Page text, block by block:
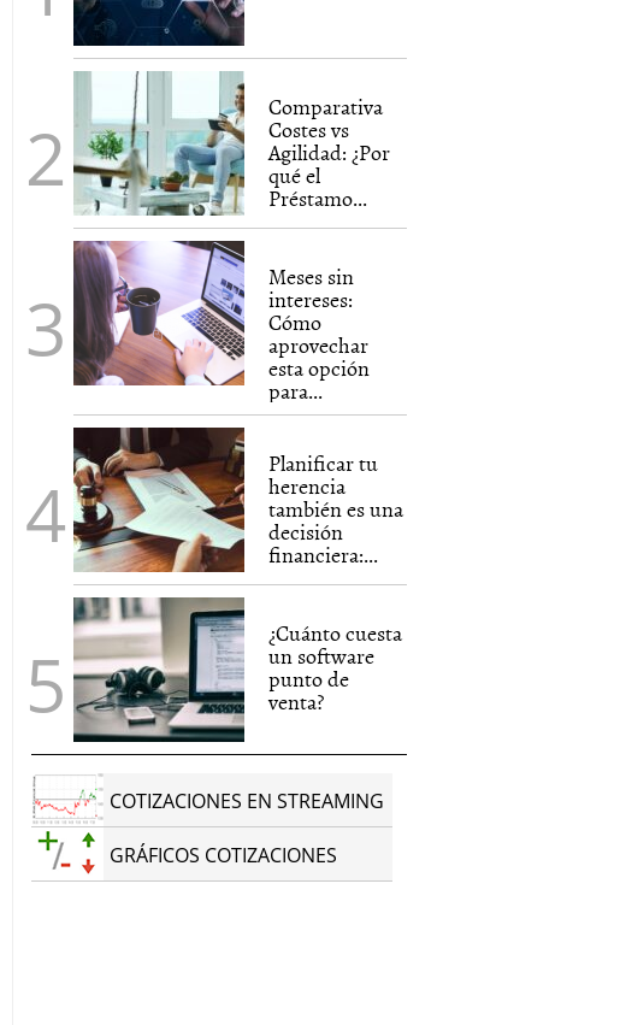
Comparativa
Costes vs
Agilidad: ¿Por
qué el
Préstamo...
Meses sin
intereses:
Cómo
aprovechar
esta opción
para...
Planificar tu
herencia
también es una
decisión
financiera:...
¿Cuánto cuesta
un software
punto de
venta?
COTIZACIONES EN STREAMING
GRÁFICOS COTIZACIONES